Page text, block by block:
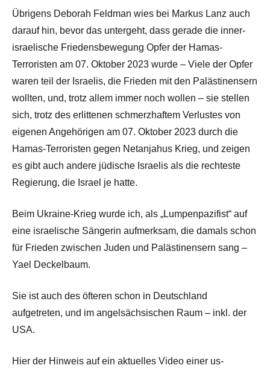
Übrigens Deborah Feldman wies bei Markus Lanz auch
darauf hin, bevor das untergeht, dass gerade die inner-
israelische Friedensbewegung Opfer der Hamas-
Terroristen am 07. Oktober 2023 wurde – Viele der Opfer
waren teil der Israelis, die Frieden mit den Palästinensern
wollten, und, trotz allem immer noch wollen – sie stellen
sich, trotz des erlittenen schmerzhaftem Verlustes von
eigenen Angehörigen am 07. Oktober 2023 durch die
Hamas-Terroristen gegen Netanjahus Krieg, und zeigen
es gibt auch andere jüdische Israelis als die rechteste
Regierung, die Israel je hatte.
Beim Ukraine-Krieg wurde ich, als „Lumpenpazifist“ auf
eine israelische Sängerin aufmerksam, die damals schon
für Frieden zwischen Juden und Palästinensern sang –
Yael Deckelbaum.
Sie ist auch des öfteren schon in Deutschland
aufgetreten, und im angelsächsischen Raum – inkl. der
USA.
Hier der Hinweis auf ein aktuelles Video einer us-